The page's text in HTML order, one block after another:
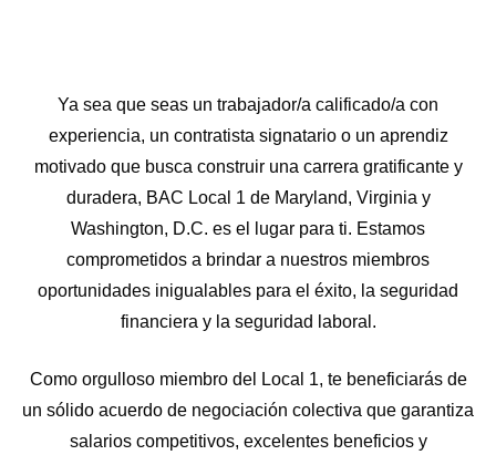
Ya sea que seas un trabajador/a calificado/a con
experiencia, un contratista signatario o un aprendiz
motivado que busca construir una carrera gratificante y
duradera, BAC Local 1 de Maryland, Virginia y
Washington, D.C. es el lugar para ti. Estamos
comprometidos a brindar a nuestros miembros
oportunidades inigualables para el éxito, la seguridad
financiera y la seguridad laboral.
Como orgulloso miembro del Local 1, te beneficiarás de
un sólido acuerdo de negociación colectiva que garantiza
salarios competitivos, excelentes beneficios y